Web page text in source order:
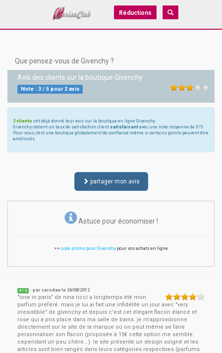
Réductions
Que pensez-vous de Givenchy ?
Avis des clients sur la boutique Givenchy
Note : 3/ 5pour 2avis
2 clients ont déjà donné leur avis sur la boutique en ligne Givenchy
Givenchy obtient un taux de satisfaction client satisfaisant avec une note moyenne de 3/5.
Pour vous, c'est une boutique globalement de confiance même si certains points peuvent être
améliorés.
partager mon avis
Astuce pour économiser !
>> code promo pour Givenchy pour vos achats en ligne
4 / 5 - parcarodav le 26/08/2012
"love in paris" de nina ricci a longtemps été mon
parfum préféré. mais je lui ai fait une infidélité un jour avec "very
irresistible" de givenchy et depuis c'est cet élégant flacon élancé et
rose qui a pris place dans ma salle de bains. je m'approvisionne
directement sur le site de la marque où on peut même se faire
personnaliser son flacon (proposée à 15€ cette option me semble
cependant un peu chère...). le site présente un design soigné et les
articles sont bien rangés dans leurs catégories respectives (parfums